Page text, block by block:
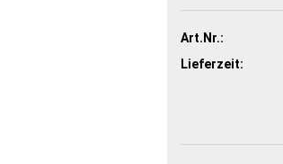
Art.Nr.:
Lieferzeit: